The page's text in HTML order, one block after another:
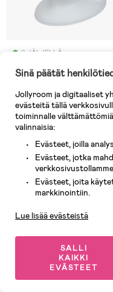
6 JÄLJELLÄ
(0)
Bebeconfort Mini Vessa,
69,90 €
Superhinta
Sinä päätät
Jollyroom ja digitaaliset
evästeitä tällä
toiminnalle
valinnaisia:
Evästeet, joilla
Evästeet, jotka
Evästeet, joita
markkinointiin.
Lue lisää evästeistä
SALLI
KAIKKI
EVÄSTEET